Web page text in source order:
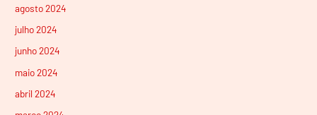
agosto 2024
julho 2024
junho 2024
maio 2024
abril 2024